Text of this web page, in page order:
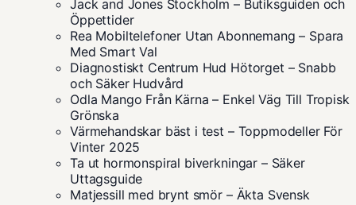
Jack and Jones Stockholm – Butiksguiden och
Öppettider
Rea Mobiltelefoner Utan Abonnemang – Spara
Med Smart Val
Diagnostiskt Centrum Hud Hötorget – Snabb
och Säker Hudvård
Odla Mango Från Kärna – Enkel Väg Till Tropisk
Grönska
Värmehandskar bäst i test – Toppmodeller För
Vinter 2025
Ta ut hormonspiral biverkningar – Säker
Uttagsguide
Matjessill med brynt smör – Äkta Svensk